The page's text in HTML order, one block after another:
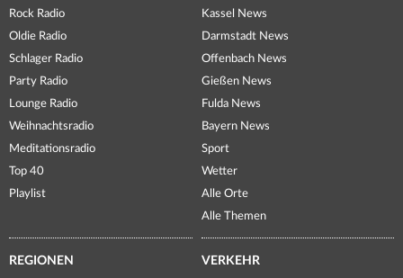
Rock Radio
Oldie Radio
Schlager Radio
Party Radio
Lounge Radio
Weihnachtsradio
Meditationsradio
Top 40
Playlist
Kassel News
Darmstadt News
Offenbach News
Gießen News
Fulda News
Bayern News
Sport
Wetter
Alle Orte
Alle Themen
REGIONEN VERKEHR